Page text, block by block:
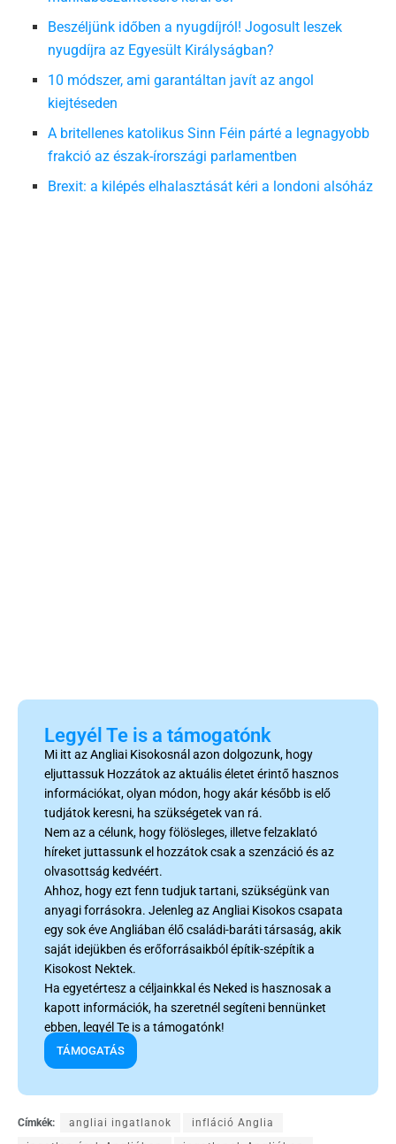
Beszéljünk időben a nyugdíjról! Jogosult leszek
nyugdíjra az Egyesült Királyságban?
10 módszer, ami garantáltan javít az angol
kiejtéseden
A britellenes katolikus Sinn Féin párté a legnagyobb
frakció az észak-írországi parlamentben
Brexit: a kilépés elhalasztását kéri a londoni alsóház
Legyél Te is a támogatónk
Mi itt az Angliai Kisokosnál azon dolgozunk, hogy
eljuttassuk Hozzátok az aktuális életet érintő hasznos
információkat, olyan módon, hogy akár később is elő
tudjátok keresni, ha szükségetek van rá.
Nem az a célunk, hogy fölösleges, illetve felzaklató
híreket juttassunk el hozzátok csak a szenzáció és az
olvasottság kedvéért.
Ahhoz, hogy ezt fenn tudjuk tartani, szükségünk van
anyagi forrásokra. Jelenleg az Angliai Kisokos csapata
egy sok éve Angliában élő családi-baráti társaság, akik
saját idejükben és erőforrásaikból építik-szépítik a
Kisokost Nektek.
Ha egyetértesz a céljainkkal és Neked is hasznosak a
kapott információk, ha szeretnél segíteni bennünket
ebben, legyél Te is a támogatónk!
TÁMOGATÁS
Címkék: angliai ingatlanok
infláció Anglia